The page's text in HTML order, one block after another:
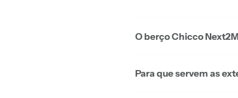
O berço Chicco
Para que servem as